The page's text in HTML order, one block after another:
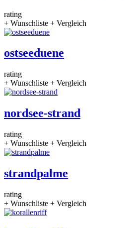
rating
+ Wunschliste + Vergleich
ostseeduene
rating
+ Wunschliste + Vergleich
nordsee-strand
rating
+ Wunschliste + Vergleich
strandpalme
rating
+ Wunschliste + Vergleich